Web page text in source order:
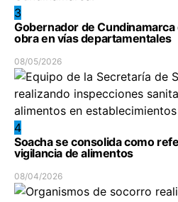
3
Gobernador de
obra en vías departamentales
08/05/2026
4
Soacha se consolida como
vigilancia de alimentos
08/04/2026